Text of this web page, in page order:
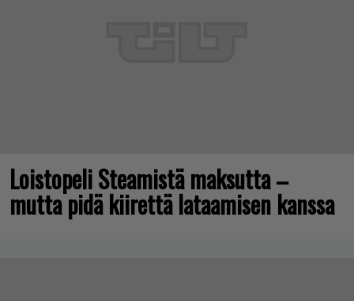
Loistopeli Steamistä maksutta –
mutta pidä kiirettä lataamisen kanssa